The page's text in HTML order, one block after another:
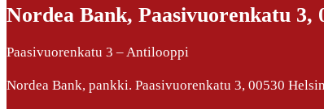
Nordea Bank, Paasivuorenkatu 3,
Paasivuorenkatu 3 – Antilooppi
Nordea Bank, pankki. Paasivuorenkatu 3, 00530